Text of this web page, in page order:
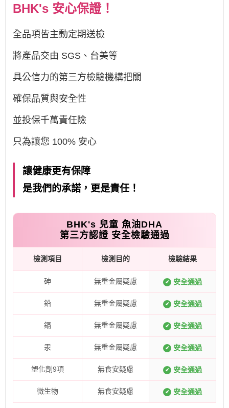
BHK's 安心保證！
全品項皆主動定期送檢
將產品交由 SGS、台美等
具公信力的第三方檢驗機構把關
確保品質與安全性
並投保千萬責任險
只為讓您 100% 安心
讓健康更有保障
是我們的承諾，更是責任！
BHK's 兒童 魚油DHA
第三方認證 安全檢驗通過
檢測項目 檢測目的 檢驗結果
砷 無重金屬疑慮 ✔ 安全通過
鉛 無重金屬疑慮 ✔ 安全通過
鎘 無重金屬疑慮 ✔ 安全通過
汞 無重金屬疑慮 ✔ 安全通過
塑化劑9項 無食安疑慮 ✔ 安全通過
微生物 無食安疑慮 ✔ 安全通過